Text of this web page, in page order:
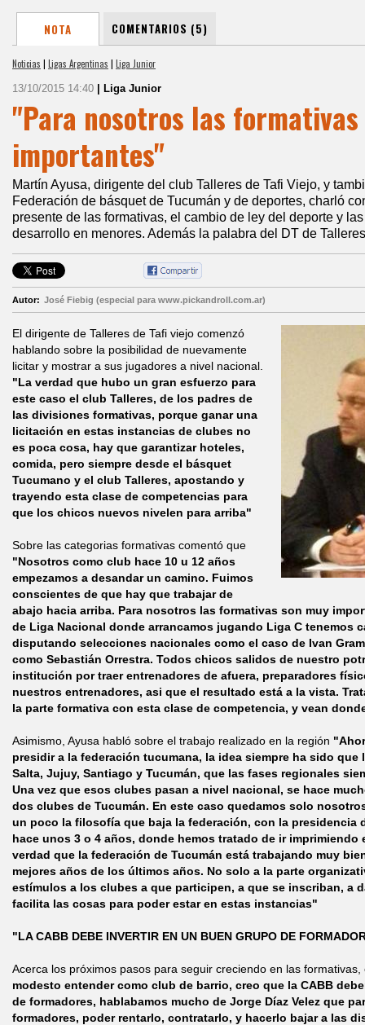
NOTA COMENTARIOS (5)
Noticias | Ligas Argentinas | Liga Junior
13/10/2015 14:40 | Liga Junior
"Para nosotros las
importantes"
Martín Ayusa, dirigente del club Talleres de Tafi Viejo, y
Federación de básquet de Tucumán y de deportes, charló
presente de las formativas, el cambio de ley del deporte y
desarrollo en menores. Además la palabra del DT de
Autor: José Fiebig (especial para www.pickandroll.com.ar)
El dirigente de Talleres de Tafi viejo comenzó
hablando sobre la posibilidad de nuevamente
licitar y mostrar a sus jugadores a nivel nacional.
"La verdad que hubo un gran esfuerzo para
este caso el club Talleres, de los padres de
las divisiones formativas, porque ganar una
licitación en estas instancias de clubes no
es poca cosa, hay que garantizar hoteles,
comida, pero siempre desde el básquet
Tucumano y el club Talleres, apostando y
trayendo esta clase de competencias para
que los chicos nuevos nivelen para arriba"
Sobre las categorias formativas comentó que
"Nosotros como club hace 10 u 12 años
empezamos a desandar un camino. Fuimos
conscientes de que hay que trabajar de
abajo hacia arriba. Para nosotros las formativas son muy
de Liga Nacional donde arrancamos jugando Liga C tenemos
disputando selecciones nacionales como el caso de Ivan
como Sebastián Orrestra. Todos chicos salidos de nuestro
institución por traer entrenadores de afuera, preparadores
nuestros entrenadores, asi que el resultado está a la vista.
la parte formativa con esta clase de competencia, y vean
Asimismo, Ayusa habló sobre el trabajo realizado en la región
presidir a la federación tucumana, la idea siempre ha sido
Salta, Jujuy, Santiago y Tucumán, que las fases regionales
Una vez que esos clubes pasan a nivel nacional, se hace
dos clubes de Tucumán. En este caso quedamos solo
un poco la filosofía que baja la federación, con la presidencia
hace unos 3 o 4 años, donde hemos tratado de ir imprimiendo
verdad que la federación de Tucumán está trabajando muy
mejores años de los últimos años. No solo a la parte
estímulos a los clubes a que participen, a que se inscriban, a
facilita las cosas para poder estar en estas instancias"
"LA CABB DEBE INVERTIR EN UN BUEN GRUPO DE
Acerca los próximos pasos para seguir creciendo en las
modesto entender como club de barrio, creo que la CABB
de formadores, hablabamos mucho de Jorge Díaz Velez que
formadores, poder rentarlo, contratarlo, y hacerlo bajar a las